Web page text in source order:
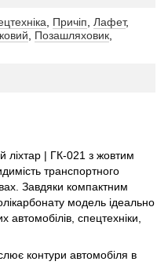
Причіп Лафет,
Позашляховик
ліхтар | ГК-021 з жовтим
транспортного
Завдяки компактним
модель ідеально
автомобілів, спецтехніки,
контури автомобіля в